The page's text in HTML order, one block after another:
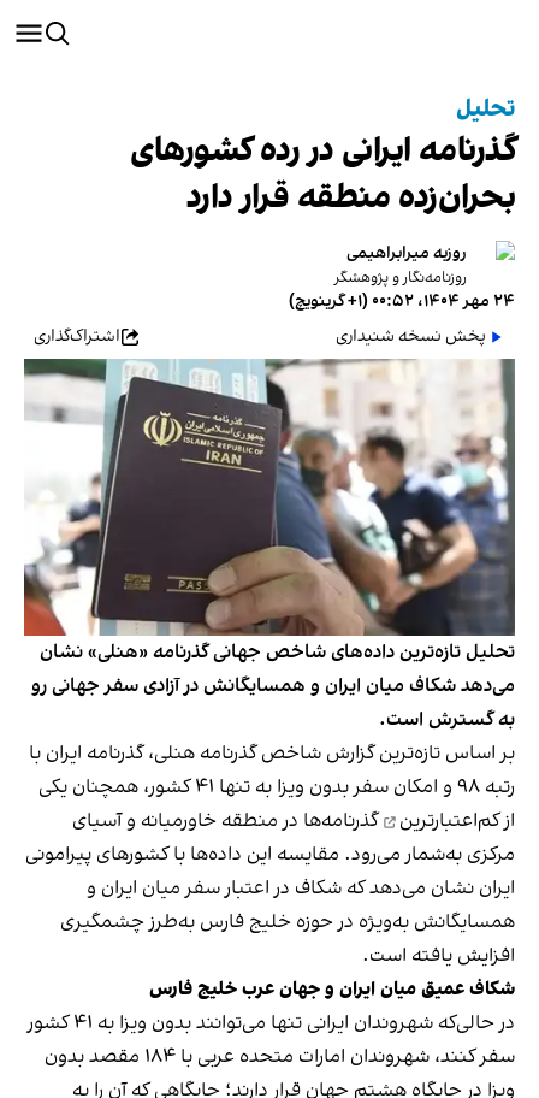
تحلیل
گذرنامه ایرانی در رده کشورهای
بحران‌زده منطقه قرار دارد
روزبه میرابراهیمی
روزنامه‌نگار و پژوهشگر
۲۴ مهر ۱۴۰۴، ۰۰:۵۲ (‎+۱ گرینویچ)
پخش نسخه شنیداری
اشتراک‌گذاری
تحلیل تازه‌ترین داده‌های شاخص جهانی گذرنامه «هنلی» نشان
می‌دهد شکاف میان ایران و همسایگانش در آزادی سفر جهانی رو
به گسترش است.
بر اساس تازه‌ترینگزارش شاخص گذرنامه هنلی، گذرنامه ایران با
رتبه ۹۸ و امکان سفر بدون ویزا به تنها ۴۱ کشور، همچنان یکی
ازکم‌اعتبارترین
گذرنامه‌ها در منطقه خاورمیانه و آسیای
مرکزی به‌شمار می‌رود. مقایسه این داده‌ها با کشورهای پیرامونی
ایران نشان می‌دهد که شکاف در اعتبار سفر میان ایران و
همسایگانش به‌ویژه در حوزه خلیج فارس به‌طرز چشمگیری
افزایش یافته است.
شکاف عمیق میان ایران و جهان عرب خلیج فارس
در حالی‌که شهروندان ایرانی تنها می‌توانند بدون ویزا به ۴۱ کشور
سفر کنند، شهروندان امارات متحده عربی با ۱۸۴ مقصد بدون
ویزا در جایگاه هشتم جهان قرار دارند؛ جایگاهی که آن را به